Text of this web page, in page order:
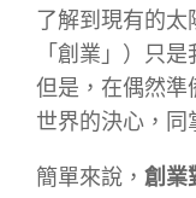
了解到現有的
「創業」）只
但是，在偶然準
世界的決心，同
簡單來說， 創業